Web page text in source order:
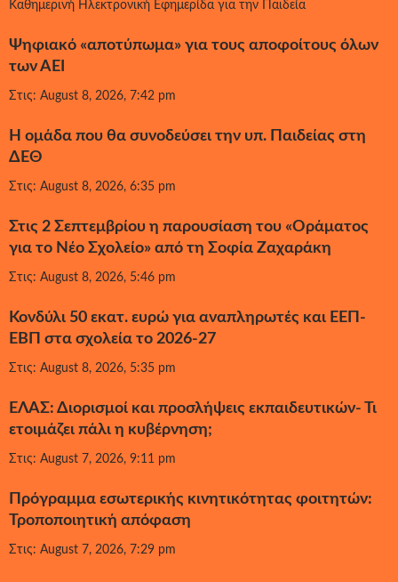
Καθημερινή Ηλεκτρονική Εφημερίδα για την Παιδεία
Ψηφιακό «αποτύπωμα» για τους αποφοίτους όλων
των ΑΕΙ
Στις: August 8, 2026, 7:42 pm
Η ομάδα που θα συνοδεύσει την υπ. Παιδείας στη
ΔΕΘ
Στις: August 8, 2026, 6:35 pm
Στις 2 Σεπτεμβρίου η παρουσίαση του «Οράματος
για το Νέο Σχολείο» από τη Σοφία Ζαχαράκη
Στις: August 8, 2026, 5:46 pm
Κονδύλι 50 εκατ. ευρώ για αναπληρωτές και ΕΕΠ-
ΕΒΠ στα σχολεία το 2026-27
Στις: August 8, 2026, 5:35 pm
ΕΛΑΣ: Διορισμοί και προσλήψεις εκπαιδευτικών- Τι
ετοιμάζει πάλι η κυβέρνηση;
Στις: August 7, 2026, 9:11 pm
Πρόγραμμα εσωτερικής κινητικότητας φοιτητών:
Τροποποιητική απόφαση
Στις: August 7, 2026, 7:29 pm